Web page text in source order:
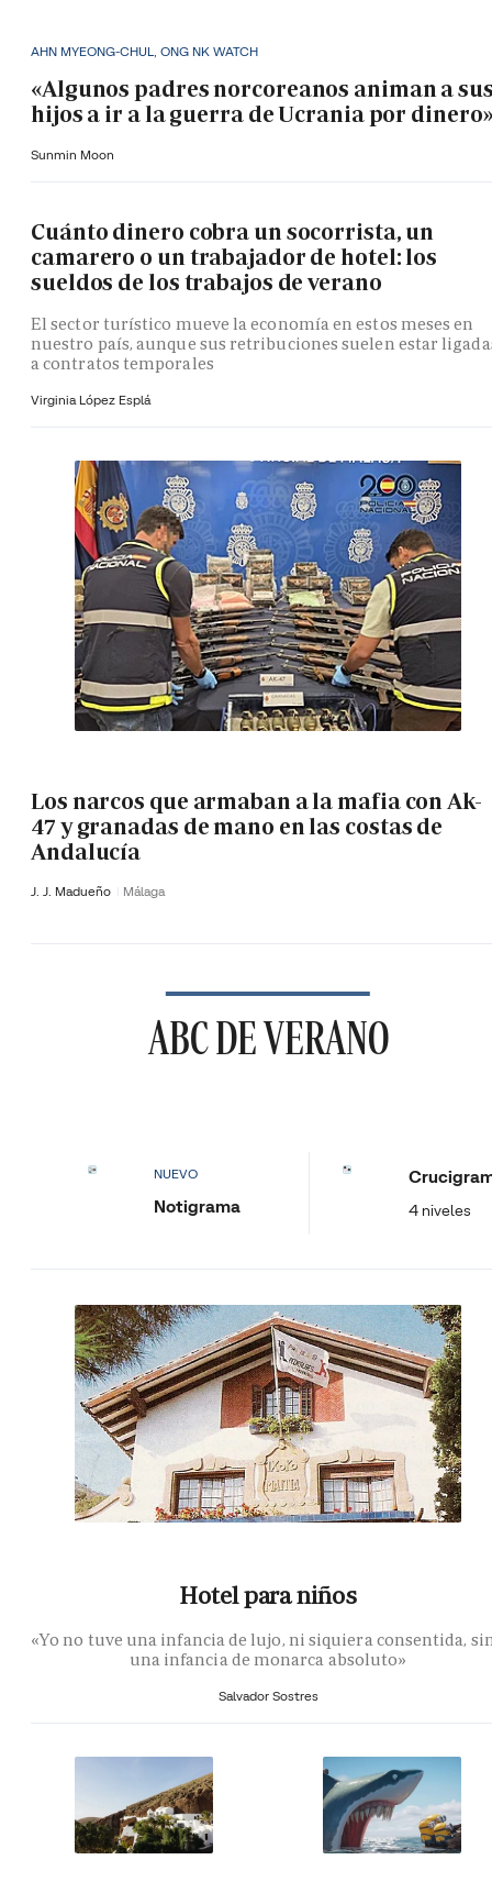
AHN MYEONG-CHUL, ONG NK WATCH
«Algunos padres norcoreanos animan a
hijos a ir a la guerra de Ucrania por
Sunmin Moon
Cuánto dinero cobra un socorrista, un
camarero o un trabajador de hotel: los
sueldos de los trabajos de verano
El sector turístico mueve la economía en estos meses en
nuestro país, aunque sus retribuciones suelen estar
a contratos temporales
Virginia López Esplá
Los narcos que armaban a la mafia con Ak-
47 y granadas de mano en las costas de
Andalucía
J. J. Madueño Málaga
ABC DE VERANO
NUEVO
Notigrama 4 niveles
Hotel para niños
«Yo no tuve una infancia de lujo, ni siquiera consentida,
una infancia de monarca absoluto»
Salvador Sostres